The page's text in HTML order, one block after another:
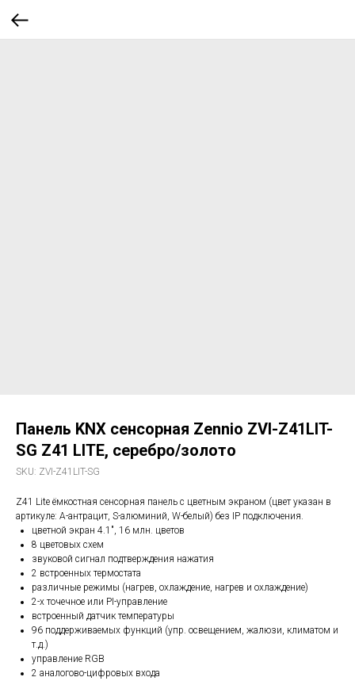
Панель KNX сенсорная Zennio ZVI-Z41LIT-
SG Z41 LITE, серебро/золото
SKU: ZVI-Z41LIT-SG
Z41 Lite ёмкостная сенсорная панель с цветным экраном (цвет указан в
артикуле: A-антрацит, S-алюминий, W-белый) без IP подключения.
цветной экран 4.1", 16 млн. цветов
8 цветовых схем
звуковой сигнал подтверждения нажатия
2 встроенных термостата
различные режимы (нагрев, охлаждение, нагрев и охлаждение)
2-х точечное или PI-управление
встроенный датчик температуры
96 поддерживаемых функций (упр. освещением, жалюзи, климатом и
т.д.)
управление RGB
2 аналогово-цифровых входа